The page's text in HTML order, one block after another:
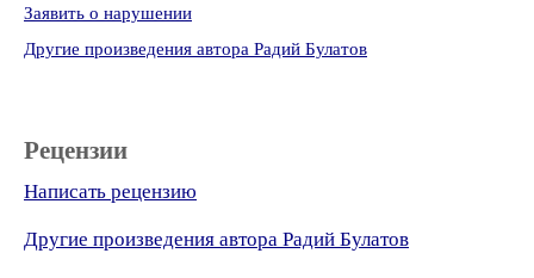
Заявить о нарушении
Другие произведения автора Радий Булатов
Рецензии
Написать рецензию
Другие произведения автора Радий Булатов